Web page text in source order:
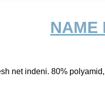
NAME
net indeni. 80%